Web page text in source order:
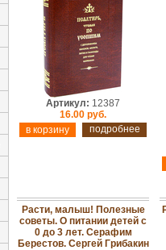
Артикул: 12387
16.00 руб.
подробнее
Расти, малыш! Полезные
советы. О питании детей с
0 до 3 лет. Серафим
Берестов. Сергей Грибакин